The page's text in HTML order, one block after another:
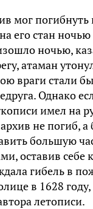
мог погибнуть
его стан
ночью,
атаман
враги стали
Однако
имел на
не погиб,
большую
оставив себе
гибель в
в 1628
летописи.